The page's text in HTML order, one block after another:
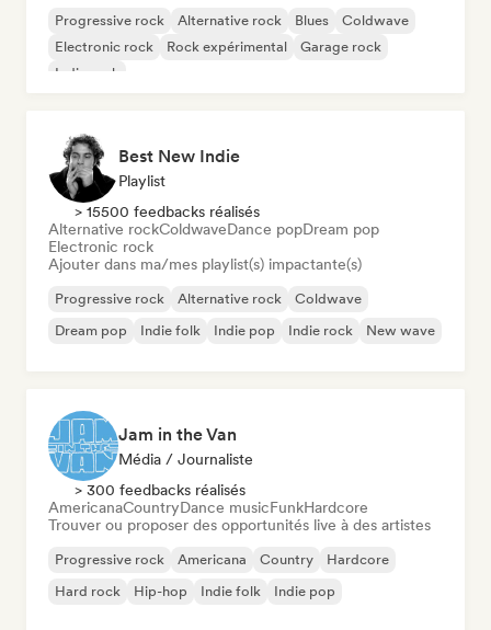
Progressive rock Alternative rock Blues
Coldwave
Electronic rock
Rock expérimental
Garage rock
Indie rock
Best New Indie
Playlist
> 15500 feedbacks réalisés
Alternative rockColdwaveDance popDream pop
Electronic rock
Ajouter dans ma/mes playlist(s) impactante(s)
Progressive rock Alternative rock
Coldwave
Dream pop
Indie folk Indie pop Indie rock New wave
Jam in the Van
Média / Journaliste
> 300 feedbacks réalisés
AmericanaCountryDance musicFunkHardcore
Trouver ou proposer des opportunités live à des artistes
Progressive rock Americana Country
Hardcore
Hard rock
Hip-hop Indie folk Indie pop